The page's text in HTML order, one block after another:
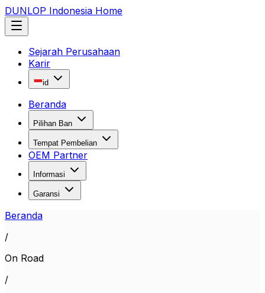
DUNLOP Indonesia Home
Sejarah Perusahaan
Karir
id
Beranda
Pilihan Ban
Tempat Pembelian
OEM Partner
Informasi
Garansi
Beranda
/
On Road
/